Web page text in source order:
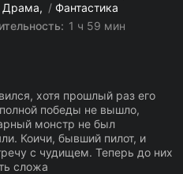
Драма / Фантастика
1 ч 59 мин
хотя прошлый раз его
победы не вышло,
монстр не был
Коичи, бывший пилот, и
с чудищем. Теперь до них
сложа